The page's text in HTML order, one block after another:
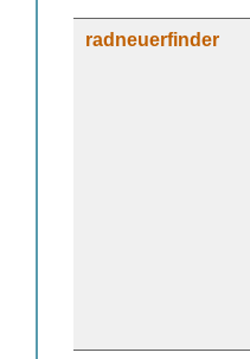
radneuerfinder